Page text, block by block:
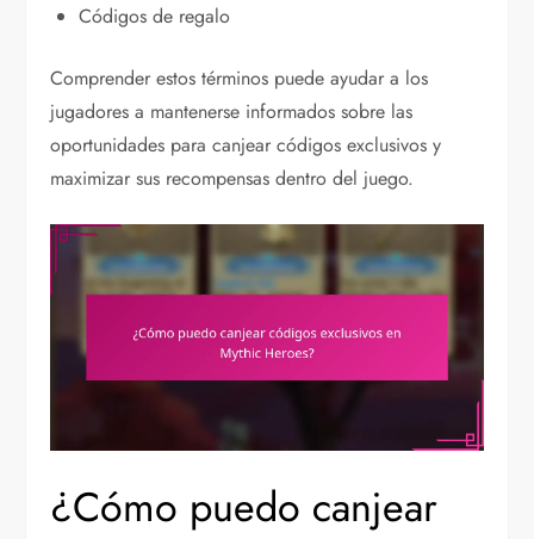
Códigos de regalo
Comprender estos términos puede ayudar a los
jugadores a mantenerse informados sobre las
oportunidades para canjear códigos exclusivos y
maximizar sus recompensas dentro del juego.
¿Cómo puedo canjear